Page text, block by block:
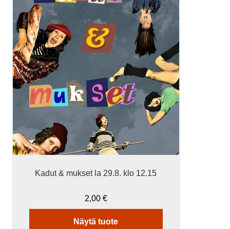
Kadut & mukset la 29.8. klo 12.15
2,00 €
Näytä tuote